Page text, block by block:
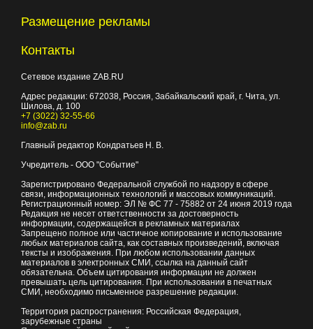
Размещение рекламы
Контакты
Сетевое издание ZAB.RU
Адрес редакции: 672038 , Россия, Забайкальский край, г. Чита ул.
Шилова, д. 100
+7 (3022) 32-55-66
info@zab.ru
Главный редактор Кондратьев Н. В.
Учредитель - ООО "Событие"
Зарегистрировано Федеральной службой по надзору в сфере
связи, информационных технологий и массовых коммуникаций.
Регистрационный номер: ЭЛ № ФС 77 - 75882 от 24 июня 2019 года
Редакция не несет ответственности за достоверность
информации, содержащейся в рекламных материалах
Запрещено полное или частичное копирование и использование
любых материалов сайта, как составных произведений, включая
тексты и изображения. При любом использовании данных
материалов в электронных СМИ, ссылка на данный сайт
обязательна. Объем цитирования информации не должен
превышать цель цитирования. При использовании в печатных
СМИ, необходимо письменное разрешение редакции.
Территория распространения: Российская Федерация,
зарубежные страны